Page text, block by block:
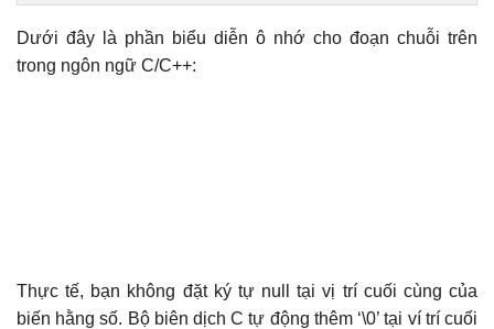
Dưới đây là phần biểu diễn ô nhớ cho đoạn chuỗi trên
trong ngôn ngữ C/C++:
Thực tế, bạn không đặt ký tự null tại vị trí cuối cùng của
biến hằng số. Bộ biên dịch C tự động thêm ‘\0’ tại ví trí cuối